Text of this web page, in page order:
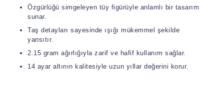
Özgürlüğü simgeleyen tüy figürüyle anlamlı bir tasarım
sunar.
Taş detayları sayesinde ışığı mükemmel şekilde
yansıtır.
2.15 gram ağırlığıyla zarif ve hafif kullanım sağlar.
14 ayar altının kalitesiyle uzun yıllar değerini korur.